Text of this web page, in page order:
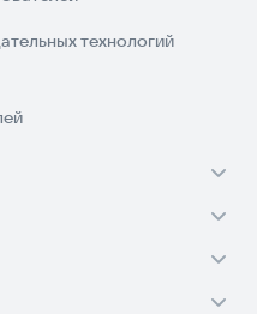
технологий